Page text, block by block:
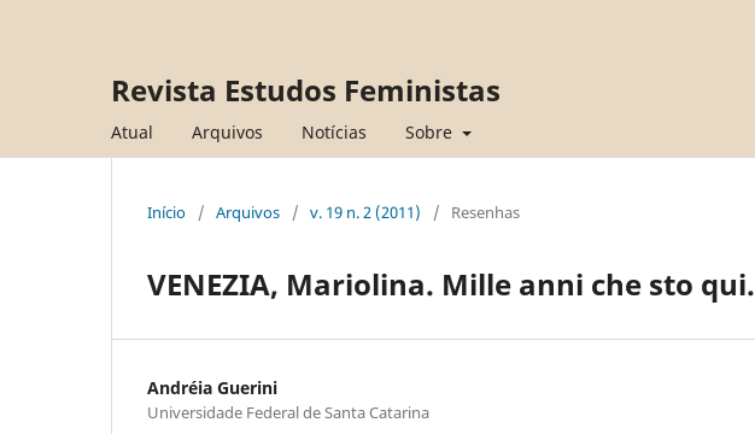
Revista Estudos Feministas
Atual Arquivos Notícias Sobre
Início / Arquivos / v. 19 n. 2 (2011) / Resenhas
VENEZIA, Mariolina. Mille anni che sto qui.
Andréia Guerini
Universidade Federal de Santa Catarina